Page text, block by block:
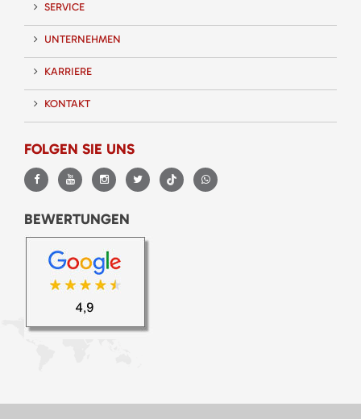
SERVICE
UNTERNEHMEN
KARRIERE
KONTAKT
FOLGEN SIE UNS
BEWERTUNGEN